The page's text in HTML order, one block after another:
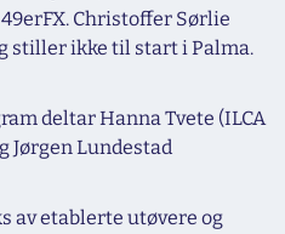
Christoffer Sørlie
stiller ikke til start i Palma.
deltar Hanna Tvete (ILCA
Jørgen Lundestad
av etablerte utøvere og